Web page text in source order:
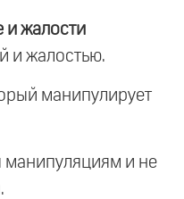
и жалости
и жалостью.
манипулирует
манипуляциям и не